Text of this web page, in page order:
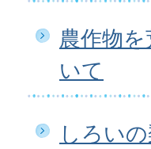
農作物
いて
しろい